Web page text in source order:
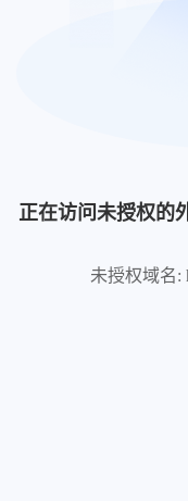
正在访问未授权的
未授权域名: